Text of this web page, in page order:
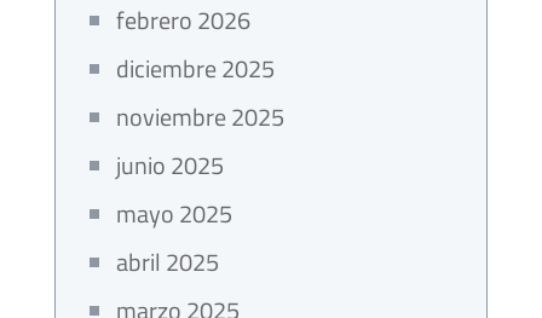
febrero 2026
diciembre 2025
noviembre 2025
junio 2025
mayo 2025
abril 2025
marzo 2025